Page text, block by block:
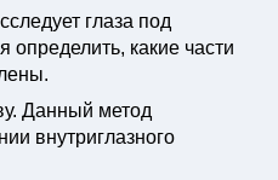
глаза под
определить, какие части
Данный метод
внутриглазного